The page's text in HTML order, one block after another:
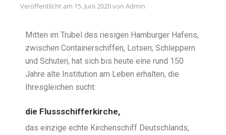
Veröffentlicht am 15. Juni 2020von Admin
Mitten im Trubel des riesigen Hamburger Hafens,
zwischen Containerschiffen, Lotsen, Schleppern
und Schuten, hat sich bis heute eine rund 150
Jahre alte Institution am Leben erhalten, die
Ihresgleichen sucht:
die Flussschifferkirche,
das einzige echte Kirchenschiff Deutschlands,